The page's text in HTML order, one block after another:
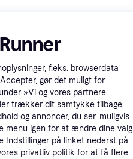
Promoveret
f.eks. browserdata
gør det muligt for
»Vi og vores partnere
trækker dit samtykke tilbage,
og annoncer, du ser, muligvis
menu igen for at ændre dine valg
på linket nederst på
privatliv politik for at få flere